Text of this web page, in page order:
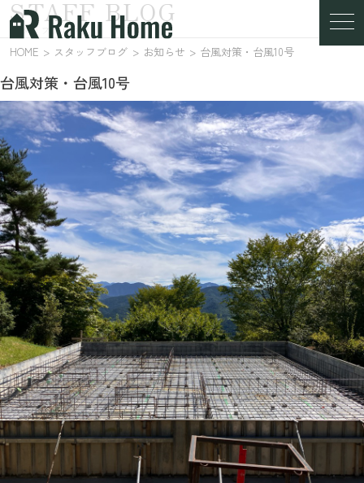
スタッフブログ
STAFF BLOG
HOME スタッフブログ お知らせ 台風対策・台風10号
台風対策・台風10号